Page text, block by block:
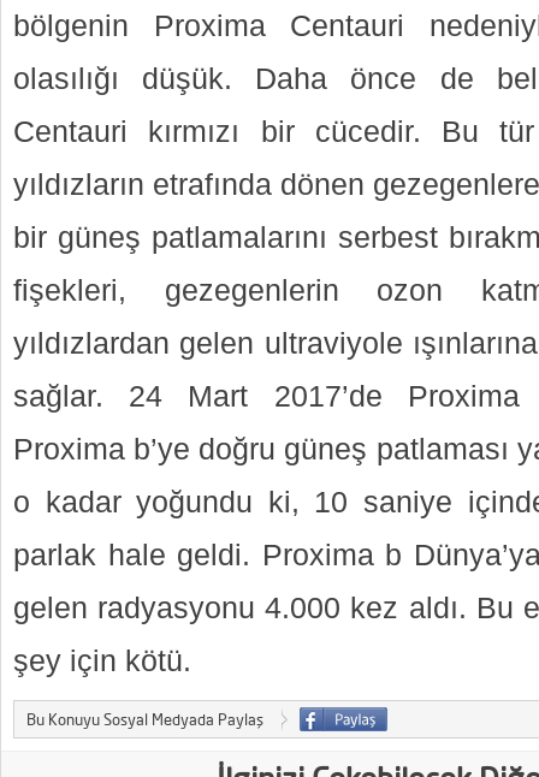
bölgenin Proxima Centauri
olasılığı düşük. Daha önce de
Centauri kırmızı bir cücedir. Bu
yıldızların etrafında dönen
bir güneş patlamalarını serbest
fişekleri, gezegenlerin ozon
yıldızlardan gelen ultraviyole
sağlar. 24 Mart 2017’de Proxima
Proxima b’ye doğru güneş patlaması
o kadar yoğundu ki, 10 saniye
parlak hale geldi. Proxima b
gelen radyasyonu 4.000 kez aldı. Bu
şey için kötü.
Bu Konuyu Sosyal Medyada Paylaş